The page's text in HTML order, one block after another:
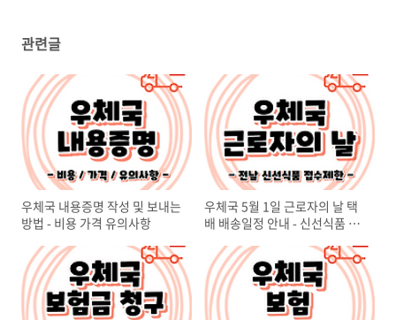
관련글
우체국 내용증명 작성 및 보내는
방법 - 비용 가격 유의사항
우체국 5월 1일 근로자의 날 택
배 배송일정 안내 - 신선식품 배